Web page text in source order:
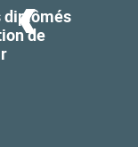
Immersion